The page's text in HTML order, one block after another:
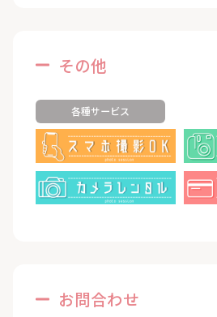
その他
各種サービス
お問合わせ